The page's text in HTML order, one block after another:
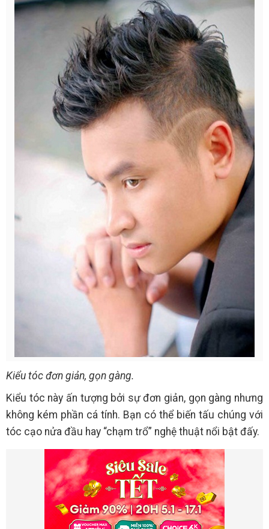
Kiểu tóc đơn giản, gọn gàng.
Kiểu tóc này ấn tượng bởi sự đơn giản, gọn gàng nhưng
không kém phần cá tính. Bạn có thể biến tấu chúng với
tóc cạo nửa đầu hay “chạm trổ” nghệ thuật nổi bật đấy.